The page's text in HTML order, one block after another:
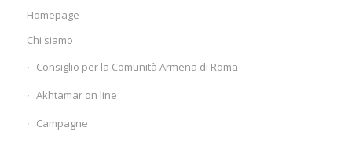
Homepage
Chi siamo
Consiglio per la Comunità Armena di Roma
Akhtamar on line
Campagne